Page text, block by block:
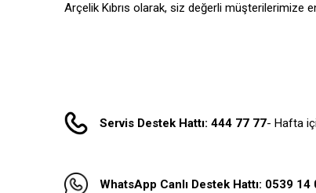
Arçelik Kıbrıs olarak, siz değerli müşterilerimize
Servis Destek Hattı: 444 77 77- Hafta
WhatsApp Canlı Destek Hattı: 0539 14